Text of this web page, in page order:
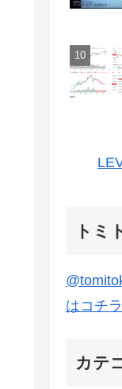
トミ
はコチラ
カテ